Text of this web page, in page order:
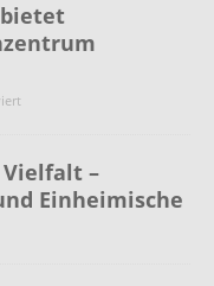
Vielfalt –
Einheimische